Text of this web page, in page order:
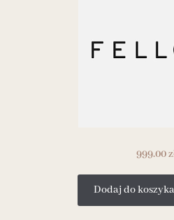
999.00
Dodaj do koszyka